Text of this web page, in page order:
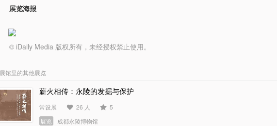
展览海报
© iDaily Media 版权所有，未经授权禁止使用。
展馆里的其他展览
薪火相传：永陵的发掘与保护
常设展 26 人
5
展览
成都永陵博物馆